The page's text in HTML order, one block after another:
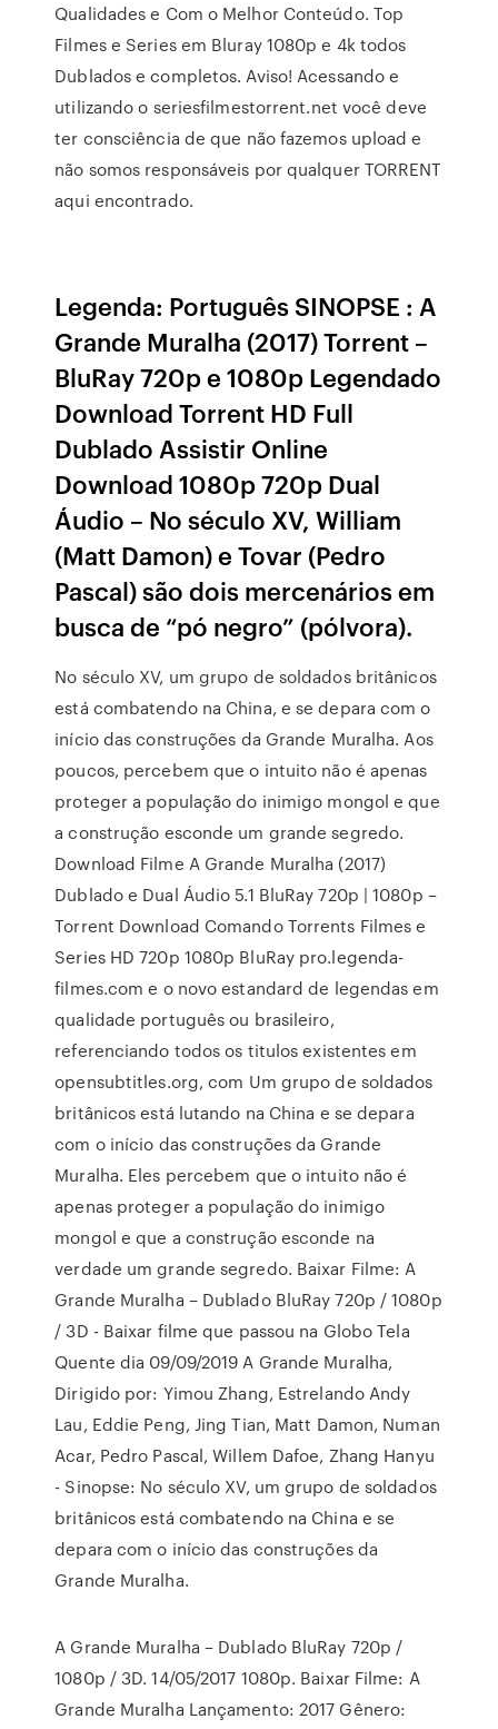
Qualidades e Com o Melhor Conteúdo. Top
Filmes e Series em Bluray 1080p e 4k todos
Dublados e completos. Aviso! Acessando e
utilizando o seriesfilmestorrent.net você deve
ter consciência de que não fazemos upload e
não somos responsáveis por qualquer TORRENT
aqui encontrado.
Legenda: Português SINOPSE : A
Grande Muralha (2017) Torrent –
BluRay 720p e 1080p Legendado
Download Torrent HD Full
Dublado Assistir Online
Download 1080p 720p Dual
Áudio – No século XV, William
(Matt Damon) e Tovar (Pedro
Pascal) são dois mercenários em
busca de “pó negro” (pólvora).
No século XV, um grupo de soldados britânicos
está combatendo na China, e se depara com o
início das construções da Grande Muralha. Aos
poucos, percebem que o intuito não é apenas
proteger a população do inimigo mongol e que
a construção esconde um grande segredo.
Download Filme A Grande Muralha (2017)
Dublado e Dual Áudio 5.1 BluRay 720p | 1080p –
Torrent Download Comando Torrents Filmes e
Series HD 720p 1080p BluRay pro.legenda-
filmes.com e o novo estandard de legendas em
qualidade português ou brasileiro,
referenciando todos os titulos existentes em
opensubtitles.org, com Um grupo de soldados
britânicos está lutando na China e se depara
com o início das construções da Grande
Muralha. Eles percebem que o intuito não é
apenas proteger a população do inimigo
mongol e que a construção esconde na
verdade um grande segredo. Baixar Filme: A
Grande Muralha – Dublado BluRay 720p / 1080p
/ 3D - Baixar filme que passou na Globo Tela
Quente dia 09/09/2019 A Grande Muralha,
Dirigido por: Yimou Zhang, Estrelando Andy
Lau, Eddie Peng, Jing Tian, Matt Damon, Numan
Acar, Pedro Pascal, Willem Dafoe, Zhang Hanyu
- Sinopse: No século XV, um grupo de soldados
britânicos está combatendo na China e se
depara com o início das construções da
Grande Muralha.
A Grande Muralha – Dublado BluRay 720p /
1080p / 3D. 14/05/2017 1080p. Baixar Filme: A
Grande Muralha Lançamento: 2017 Gênero: